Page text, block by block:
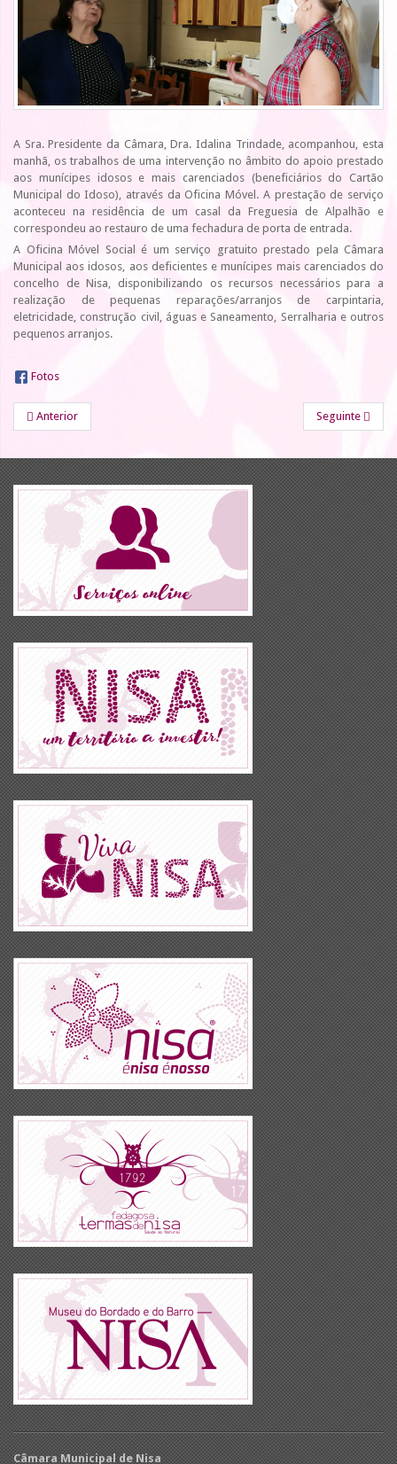
A Sra. Presidente da Câmara, Dra. Idalina Trindade, acompanhou, esta
manhã, os trabalhos de uma intervenção no âmbito do apoio prestado
aos munícipes idosos e mais carenciados (beneficiários do Cartão
Municipal do Idoso), através da Oficina Móvel. A prestação de serviço
aconteceu na residência de um casal da Freguesia de Alpalhão e
correspondeu ao restauro de uma fechadura de porta de entrada.
A Oficina Móvel Social é um serviço gratuito prestado pela Câmara
Municipal aos idosos, aos deficientes e munícipes mais carenciados do
concelho de Nisa, disponibilizando os recursos necessários para a
realização de pequenas reparações/arranjos de carpintaria,
eletricidade, construção civil, águas e Saneamento, Serralharia e outros
pequenos arranjos.
Fotos
Anterior Seguinte
Câmara Municipal de Nisa